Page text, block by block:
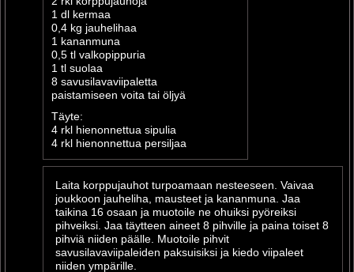
1 dl kermaa
0,4 kg jauhelihaa
1 kananmuna
0,5 tl valkopippuria
1 tl suolaa
8 savusilavaviipaletta
paistamiseen voita tai öljyä
Täyte:
4 rkl hienonnettua sipulia
4 rkl hienonnettua persiljaa
Laita korppujauhot turpoamaan nesteeseen. Vaivaa
joukkoon jauheliha, mausteet ja kananmuna. Jaa
taikina 16 osaan ja muotoile ne ohuiksi pyöreiksi
pihveiksi. Jaa täytteen aineet 8 pihville ja paina toiset 8
pihviä niiden päälle. Muotoile pihvit
savusilavaviipaleiden paksuisiksi ja kiedo viipaleet
niiden ympärille.